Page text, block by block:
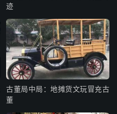
迹
古董局中局：地摊货文玩冒充古
董